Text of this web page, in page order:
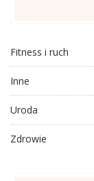
Fitness i ruch
Inne
Uroda
Zdrowie